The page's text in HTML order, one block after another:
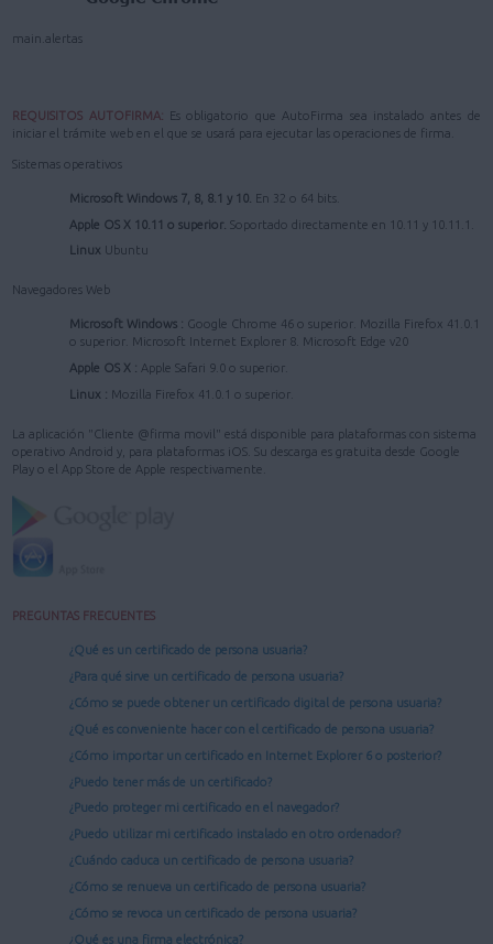
main.alertas
REQUISITOS AUTOFIRMA: Es obligatorio que AutoFirma sea instalado antes de
iniciar el trámite web en el que se usará para ejecutar las operaciones de firma.
Sistemas operativos
Microsoft Windows 7, 8, 8.1 y 10. En 32 o 64 bits.
Apple OS X 10.11 o superior. Soportado directamente en 10.11 y 10.11.1.
Linux Ubuntu
Navegadores Web
Microsoft Windows : Google Chrome 46 o superior. Mozilla Firefox 41.0.1
o superior. Microsoft Internet Explorer 8. Microsoft Edge v20
Apple OS X : Apple Safari 9.0 o superior.
Linux : Mozilla Firefox 41.0.1 o superior.
La aplicación "Cliente @firma movil" está disponible para plataformas con sistema
operativo Android y, para plataformas iOS. Su descarga es gratuita desde Google
Play o el App Store de Apple respectivamente.
PREGUNTAS FRECUENTES
¿Qué es un certificado de persona usuaria?
¿Para qué sirve un certificado de persona usuaria?
¿Cómo se puede obtener un certificado digital de persona usuaria?
¿Qué es conveniente hacer con el certificado de persona usuaria?
¿Cómo importar un certificado en Internet Explorer 6 o posterior?
¿Puedo tener más de un certificado?
¿Puedo proteger mi certificado en el navegador?
¿Puedo utilizar mi certificado instalado en otro ordenador?
¿Cuándo caduca un certificado de persona usuaria?
¿Cómo se renueva un certificado de persona usuaria?
¿Cómo se revoca un certificado de persona usuaria?
¿Qué es una firma electrónica?